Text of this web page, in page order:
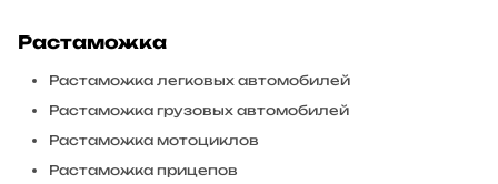
Растаможка
Растаможка легковых автомобилей
Растаможка грузовых автомобилей
Растаможка мотоциклов
Растаможка прицепов